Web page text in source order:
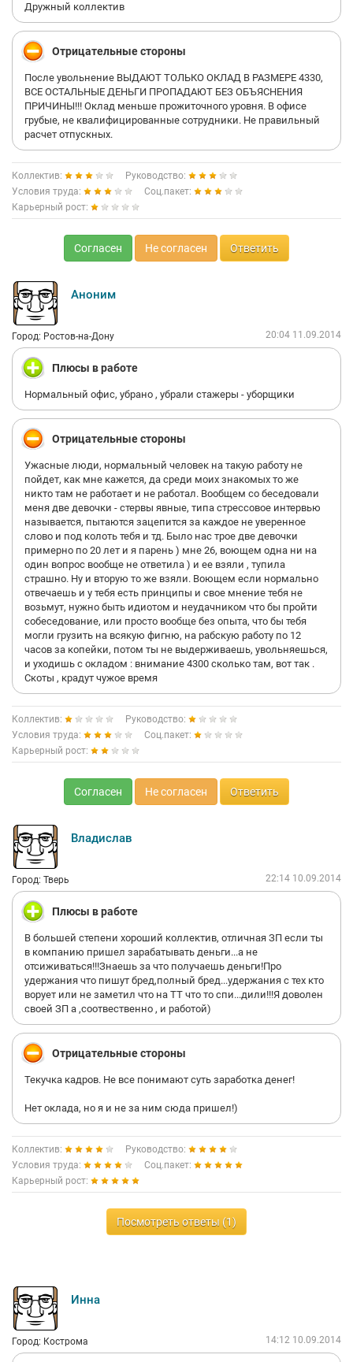
Дружный коллектив
Отрицательные стороны
После увольнение ВЫДАЮТ ТОЛЬКО ОКЛАД В РАЗМЕРЕ 4330,
ВСЕ ОСТАЛЬНЫЕ ДЕНЬГИ ПРОПАДАЮТ БЕЗ ОБЪЯСНЕНИЯ
ПРИЧИНЫ!!! Оклад меньше прожиточного уровня. В офисе
грубые, не квалифицированные сотрудники. Не правильный
расчет отпускных.
Коллектив:
Руководство:
Условия труда:
Соц.пакет:
Карьерный рост:
Согласен Не согласен Ответить
Аноним
Город: Ростов-на-Дону 20:04 11.09.2014
Плюсы в работе
Нормальный офис, убрано , убрали стажеры - уборщики
Отрицательные стороны
Ужасные люди, нормальный человек на такую работу не
пойдет, как мне кажется, да среди моих знакомых то же
никто там не работает и не работал. Вообщем со беседовали
меня две девочки - стервы явные, типа стрессовое интервью
называется, пытаются зацепится за каждое не уверенное
слово и под колоть тебя и тд. Было нас трое две девочки
примерно по 20 лет и я парень ) мне 26, воющем одна ни на
один вопрос вообще не ответила ) и ее взяли , тупила
страшно. Ну и вторую то же взяли. Воющем если нормально
отвечаешь и у тебя есть принципы и свое мнение тебя не
возьмут, нужно быть идиотом и неудачником что бы пройти
собеседование, или просто вообще без опыта, что бы тебя
могли грузить на всякую фигню, на рабскую работу по 12
часов за копейки, потом ты не выдерживаешь, увольняешься,
и уходишь с окладом : внимание 4300 сколько там, вот так .
Скоты , крадут чужое время
Коллектив:
Руководство:
Условия труда:
Соц.пакет:
Карьерный рост:
Согласен Не согласен Ответить
Владислав
Город: Тверь 22:14 10.09.2014
Плюсы в работе
В большей степени хороший коллектив, отличная ЗП если ты
в компанию пришел зарабатывать деньги...а не
отсиживаться!!!Знаешь за что получаешь деньги!Про
удержания что пишут бред,полный бред...удержания с тех кто
ворует или не заметил что на ТТ что то спи...дили!!!Я доволен
своей ЗП а ,соотвественно , и работой)
Отрицательные стороны
Текучка кадров. Не все понимают суть заработка денег!
Нет оклада, но я и не за ним сюда пришел!)
Коллектив:
Руководство:
Условия труда:
Соц.пакет:
Карьерный рост:
Посмотреть ответы (1)
Инна
Город: Кострома 14:12 10.09.2014